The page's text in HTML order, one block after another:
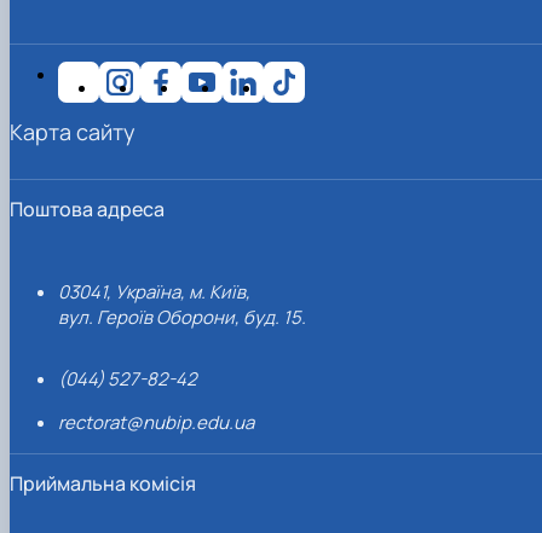
Поштова адреса
03041, Україна, м. Київ,
вул. Героїв Оборони, буд. 15.
(044) 527-82-42
rectorat@nubip.edu.ua
Приймальна комісія
Карта сайту